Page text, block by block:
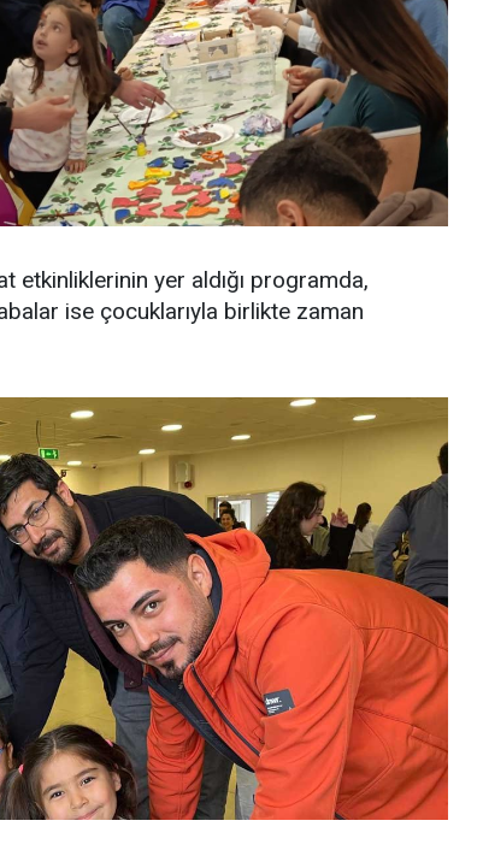
etkinliklerinin yer aldığı programda,
ise çocuklarıyla birlikte zaman